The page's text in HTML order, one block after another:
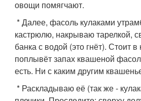
овощи помягчают.
* Далее, фасоль кулаками
кастрюлю, накрываю тарелкой,
банка с водой (это гнёт). Стоит
поплывёт запах квашеной
есть. Ни с каким другим
* Раскладываю её (так же -